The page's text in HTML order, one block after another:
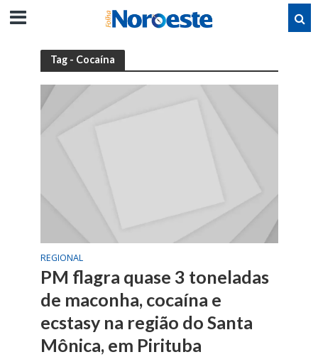
Tag - Cocaína
REGIONAL
PM flagra quase 3 toneladas
de maconha, cocaína e
ecstasy na região do Santa
Mônica, em Pirituba